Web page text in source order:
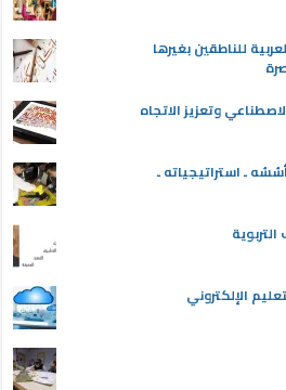
للناطقين بغيرها
وتعزيز الاتجاه
ـ استراتيجياته ـ
الإلكتروني